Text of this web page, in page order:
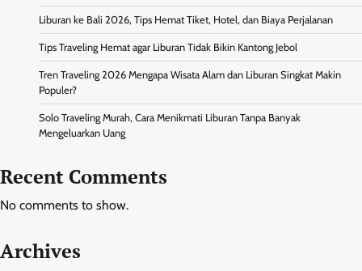
Liburan ke Bali 2026, Tips Hemat Tiket, Hotel, dan Biaya Perjalanan
Tips Traveling Hemat agar Liburan Tidak Bikin Kantong Jebol
Tren Traveling 2026 Mengapa Wisata Alam dan Liburan Singkat Makin
Populer?
Solo Traveling Murah, Cara Menikmati Liburan Tanpa Banyak
Mengeluarkan Uang
Recent Comments
No comments to show.
Archives